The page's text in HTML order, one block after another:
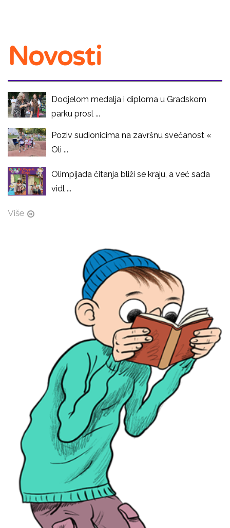
Novosti
Dodjelom medalja i diploma u Gradskom
parku prosl ...
Poziv sudionicima na završnu svečanost «
Oli ...
Olimpijada čitanja bliži se kraju, a već sada
vidl ...
Više